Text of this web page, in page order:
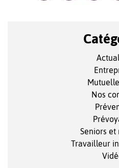
Nos
Seniors et
Travailleur